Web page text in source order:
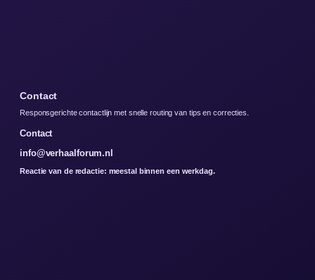
Contact
Responsgerichte contactlijn met snelle routing van tips en correcties.
Contact
info@verhaalforum.nl
Reactie van de redactie: meestal binnen een werkdag.